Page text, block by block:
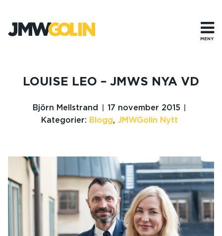
innehåll
MENY
LOUISE LEO – JMWS NYA VD
Björn Mellstrand
17 november 2015
Kategorier: Blogg, JMWGolin Nytt